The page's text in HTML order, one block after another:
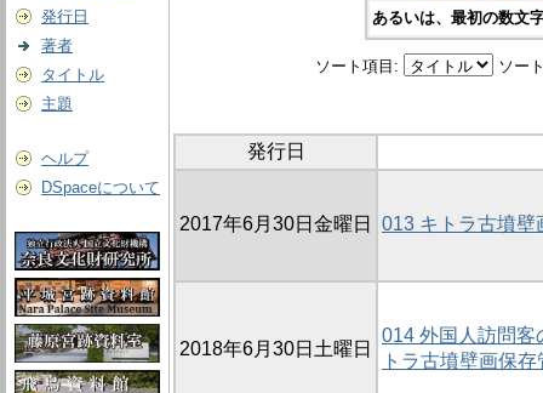
発行日
著者
タイトル
主題
ヘルプ
DSpaceについて
あるいは、最初の数文
ソート項目: ソー
発行日
2017年6月30日金曜日 013 キトラ古墳壁
2018年6月30日土曜日
014 外国人訪問
トラ古墳壁画保